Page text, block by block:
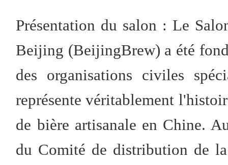
Présentation du salon : Le
Beijing (BeijingBrew) a été
des organisations civiles
représente véritablement
de bière artisanale en Chine.
du Comité de distribution de